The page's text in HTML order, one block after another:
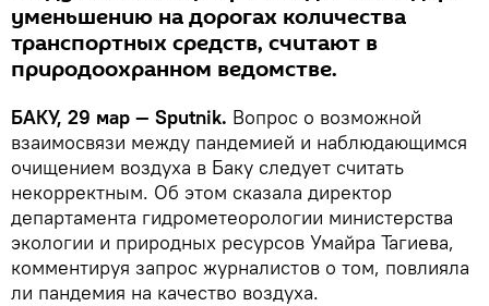
уменьшению на дорогах количества
транспортных средств, считают в
природоохранном ведомстве.
БАКУ, 29 мар — Sputnik. Вопрос о возможной
взаимосвязи между пандемией и наблюдающимся
очищением воздуха в Баку следует считать
некорректным. Об этом сказала директор
департамента гидрометеорологии министерства
экологии и природных ресурсов Умайра Тагиева,
комментируя запрос журналистов о том, повлияла
ли пандемия на качество воздуха.